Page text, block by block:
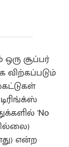
சூப்பர்
விற்கப்படும்
'No
என்ற